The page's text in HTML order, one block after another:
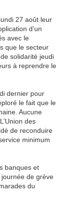
27 août leur
d’un
avec le
que le secteur
solidarité jeudi
à reprendre le
dernier pour
le fait que le
Aucune
des
de reconduire
minimum
banques et
de grève
du